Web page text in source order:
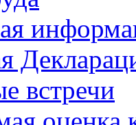
встречи